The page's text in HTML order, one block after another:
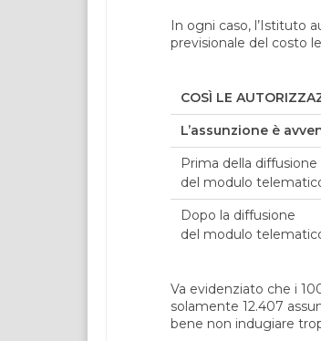
In ogni caso, l’Istituto
previsionale del costo
COSÌ LE
L’assunzione è
Prima della diffusione
del modulo
Dopo la diffusione
del modulo
Va evidenziato che i
solamente 12.407
bene non indugiare